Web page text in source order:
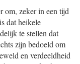
om, zeker in een tijd
dat heikele
te stellen dat
zijn bedoeld om
en verdeeldheid